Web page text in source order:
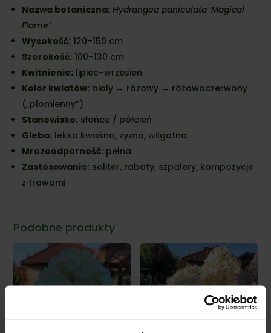
Nazwa botaniczna: Hydrangea paniculata ‘Magical
Flame’
Wysokość: 120–150 cm
Szerokość: 100–130 cm
Kwitnienie: lipiec–wrzesień
Kolor kwiatów: biały → różowy → różowoczerwony
(„płomienny”)
Stanowisko: słońce / półcień
Gleba: lekko kwaśna, żyzna, wilgotna
Mrozoodporność: pełna
Zastosowanie: soliter, rabaty, szpalery, kompozycje
z trawami
Podobne produkty